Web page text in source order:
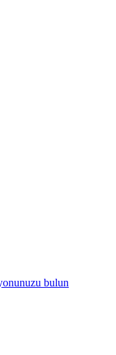
bulun